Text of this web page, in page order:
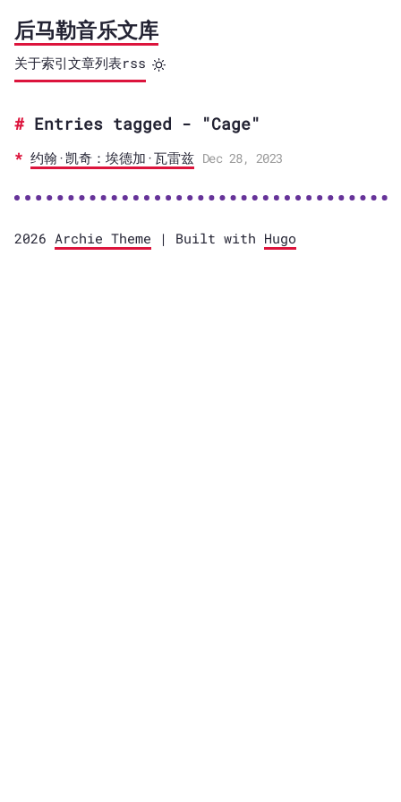
后马勒音乐文库
关于索引文章列表rss
Entries tagged - "Cage"
约翰·凯奇：埃德加·瓦雷兹 Dec 28, 2023
2026 Archie Theme | Built with Hugo